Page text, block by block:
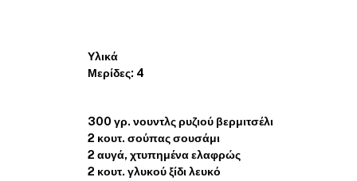
Υλικά
Μερίδες: 4
300 γρ. νουντλς ρυζιού βερμιτσέλι
2 κουτ. σούπας σουσάμι
2 αυγά, χτυπημένα ελαφρώς
2 κουτ. γλυκού ξίδι λευκό